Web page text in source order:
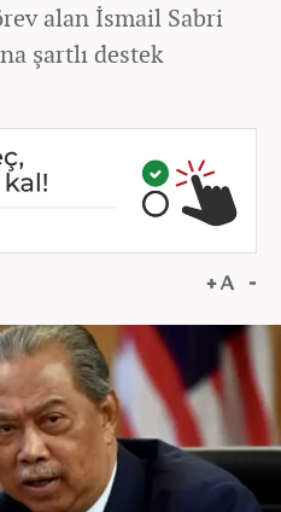
alan İsmail Sabri
şartlı destek